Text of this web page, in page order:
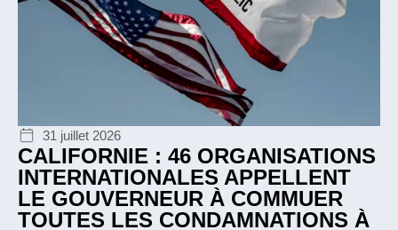
31 juillet 2026
CALIFORNIE : 46 ORGANISATIONS
INTERNATIONALES APPELLENT
LE GOUVERNEUR À COMMUER
TOUTES LES CONDAMNATIONS À